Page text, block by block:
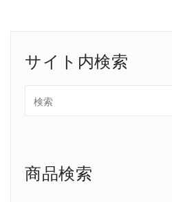
サイト内検索
商品検索